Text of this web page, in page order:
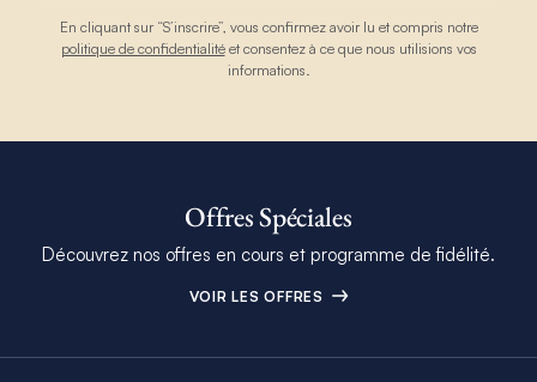
En cliquant sur “S’inscrire”, vous confirmez avoir lu et compris notre
politique de confidentialitéet consentez à ce que nous utilisions vos
informations.
Offres Spéciales
Découvrez nos offres en cours et programme de fidélité.
VOIR LES OFFRES